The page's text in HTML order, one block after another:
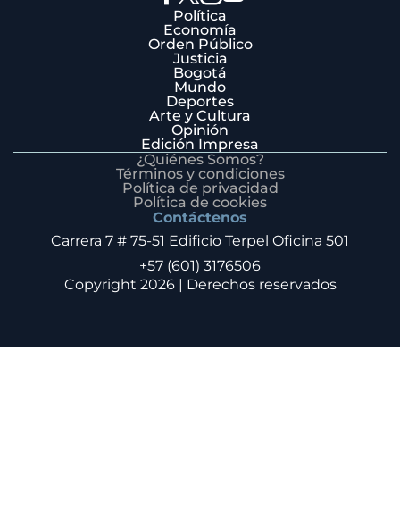
Política
Economía
Orden Público
Justicia
Bogotá
Mundo
Deportes
Arte y Cultura
Opinión
Edición Impresa
¿Quiénes Somos?
Términos y condiciones
Política de privacidad
Política de cookies
Contáctenos
Carrera 7 # 75-51 Edificio Terpel Oficina 501
+57 (601) 3176506
Copyright 2026 | Derechos reservados